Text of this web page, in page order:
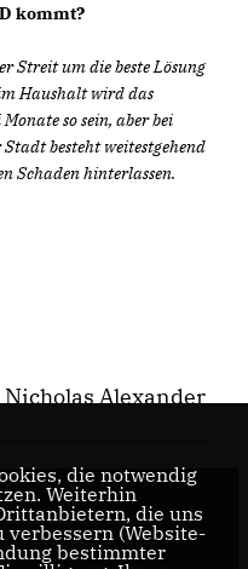
kommt?
Streit um die beste Lösung
Haushalt wird das
so sein, aber bei
besteht weitestgehend
Schaden hinterlassen.
Nicholas Alexander
im Rat der Stadt
Informationen rund
die notwendig
Weiterhin
die uns
verbessern (Website-
bestimmter